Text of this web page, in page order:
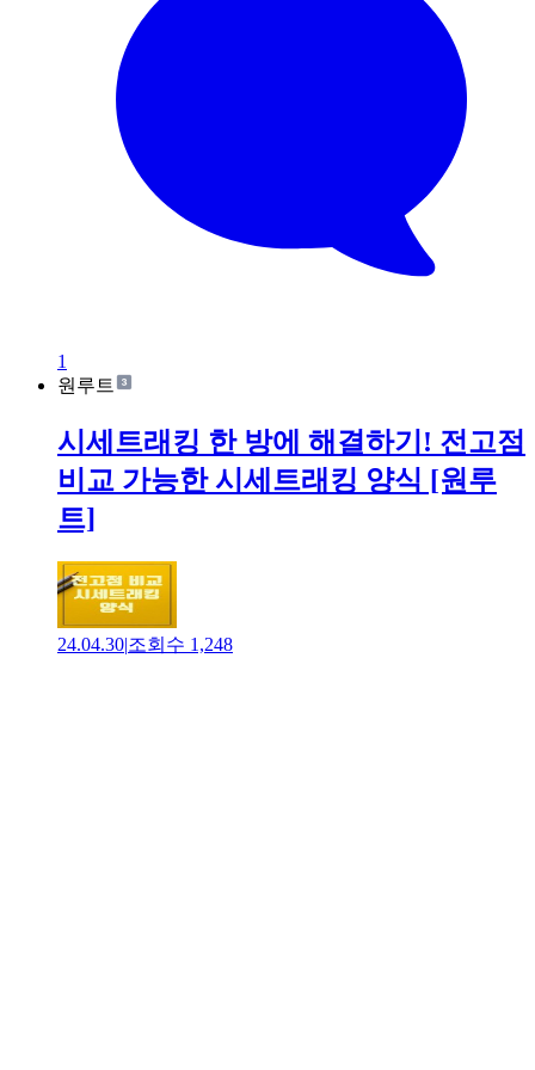
1
원루트
시세트래킹 한 방에 해결하기! 전고점
비교 가능한 시세트래킹 양식 [원루
트]
24.04.30|조회수 1,248